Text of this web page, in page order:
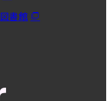
図書館